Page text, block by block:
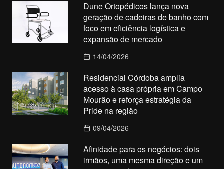
Dune Ortopédicos lança nova
geração de cadeiras de banho com
foco em eficiência logística e
expansão de mercado
14/04/2026
Residencial Córdoba amplia
acesso à casa própria em Campo
Mourão e reforça estratégia da
Pride na região
09/04/2026
Afinidade para os negócios: dois
irmãos, uma mesma direção e um